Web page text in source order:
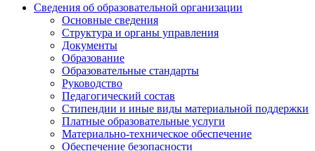
Сведения об образовательной организации
Основные сведения
Структура и органы управления
Документы
Образование
Образовательные стандарты
Руководство
Педагогический состав
Стипендии и иные виды материальной поддержки
Платные образовательные услуги
Материально-техническое обеспечение
Обеспечение безопасности